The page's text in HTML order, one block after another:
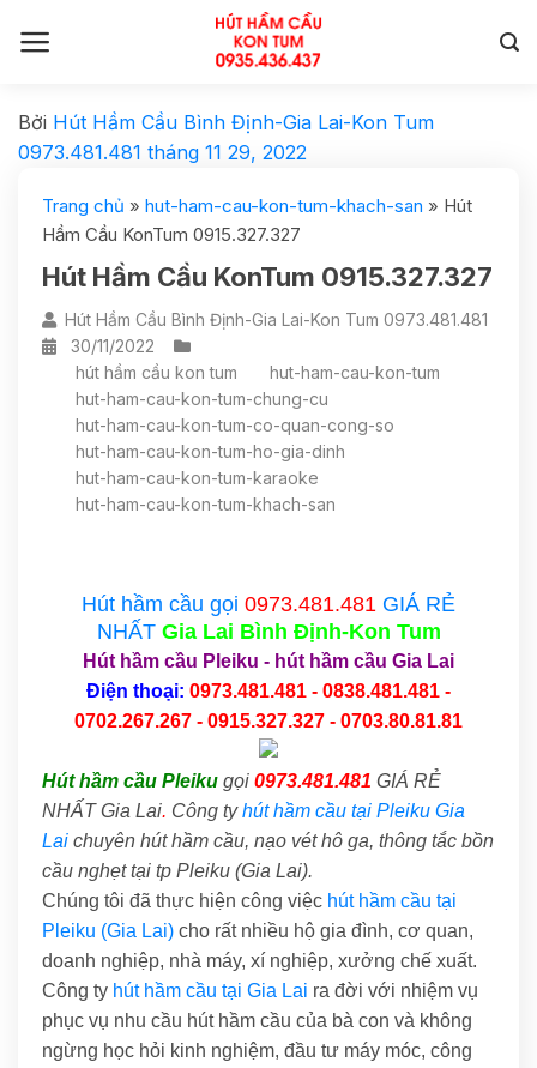
Bởi Hút Hầm Cầu Bình Định-Gia Lai-Kon Tum
0973.481.481 tháng 11 29, 2022
Trang chủ » hut-ham-cau-kon-tum-khach-san » Hút
Hầm Cầu KonTum 0915.327.327
Hút Hầm Cầu KonTum 0915.327.327
Hút Hầm Cầu Bình Định-Gia Lai-Kon Tum 0973.481.481
30/11/2022
hút hầm cầu kon tum
hut-ham-cau-kon-tum
hut-ham-cau-kon-tum-chung-cu
hut-ham-cau-kon-tum-co-quan-cong-so
hut-ham-cau-kon-tum-ho-gia-dinh
hut-ham-cau-kon-tum-karaoke
hut-ham-cau-kon-tum-khach-san
Hút hầm cầu gọi 0973.481.481 GIÁ RẺ
NHẤTGia Lai Bình Định-Kon Tum
Hút hầm cầu Pleiku - hút hầm cầu Gia Lai
Điện thoại: 0973.481.481 - 0838.481.481 -
0702.267.267 - 0915.327.327 - 0703.80.81.81
Hút hầm cầu Pleiku gọi 0973.481.481 GIÁ RẺ
NHẤT Gia Lai. Công tyhút hầm cầu tại Pleiku Gia
Lai chuyên hút hầm cầu, nạo vét hô ga, thông tắc bồn
cầu nghẹt tại tp Pleiku (Gia Lai).
Chúng tôi đã thực hiện công việc hút hầm cầu tại
Pleiku (Gia Lai) cho rất nhiều hộ gia đình, cơ quan,
doanh nghiệp, nhà máy, xí nghiệp, xưởng chế xuất.
Công ty hút hầm cầu tại Gia Lai ra đời với nhiệm vụ
phục vụ nhu cầu hút hầm cầu của bà con và không
ngừng học hỏi kinh nghiệm, đầu tư máy móc, công